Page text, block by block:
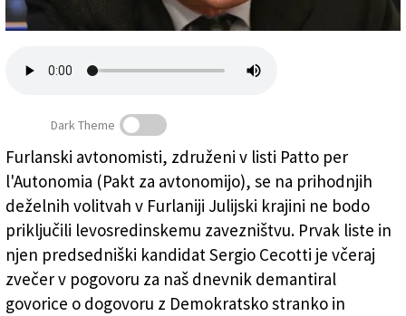
Založnik
Dva Slovenca na Cecottijevi listi
Dark Theme
Furlanski avtonomisti, združeni v listi Patto per
l'Autonomia (Pakt za avtonomijo), se na prihodnjih
deželnih volitvah v Furlaniji Julijski krajini ne bodo
priključili levosredinskemu zavezništvu. Prvak liste in
njen predsedniški kandidat Sergio Cecotti je včeraj
zvečer v pogovoru za naš dnevnik demantiral
govorice o dogovoru z Demokratsko stranko in